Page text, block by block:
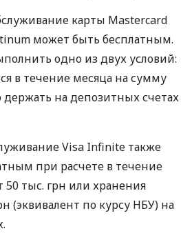
карты Mastercard
может быть бесплатным.
одно из двух условий:
в течение месяца на сумму
держать на депозитных счетах
Visa Infinite также
при расчете в течение
50 тыс. грн или хранения
(эквивалент по курсу НБУ) на